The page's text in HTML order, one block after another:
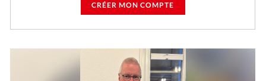
CRÉER MON COMPTE